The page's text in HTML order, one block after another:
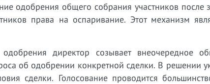
одобрения общего собрания участников после
права на оспаривание. Этот механизм
директор созывает внеочередное
об одобрении конкретной сделки. В решении
сделки. Голосование проводится